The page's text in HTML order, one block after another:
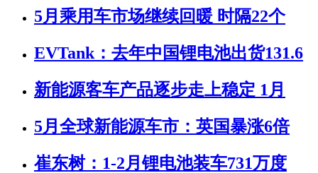
5月乘用车市场继续回暖 时隔22个
EVTank：去年中国锂电池出货131.6
新能源客车产品逐步走上稳定 1月
5月全球新能源车市：英国暴涨6倍
崔东树：1-2月锂电池装车731万度